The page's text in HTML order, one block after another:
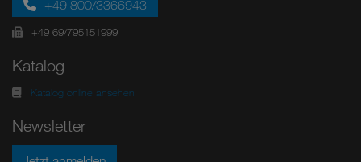
+49 800/3366943
+49 69/795151999
Katalog
Katalog online ansehen
Newsletter